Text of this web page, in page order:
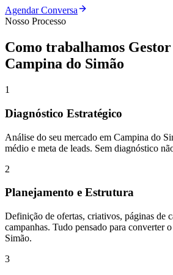
Agendar Conversa
Nosso Processo
Como trabalhamos
Campina do Simão
1
Diagnóstico Estratégico
Análise do seu mercado em Campina do
médio e meta de leads. Sem diagnóstico
2
Planejamento e Estrutura
Definição de ofertas, criativos, páginas de
campanhas. Tudo pensado para converter
Simão.
3